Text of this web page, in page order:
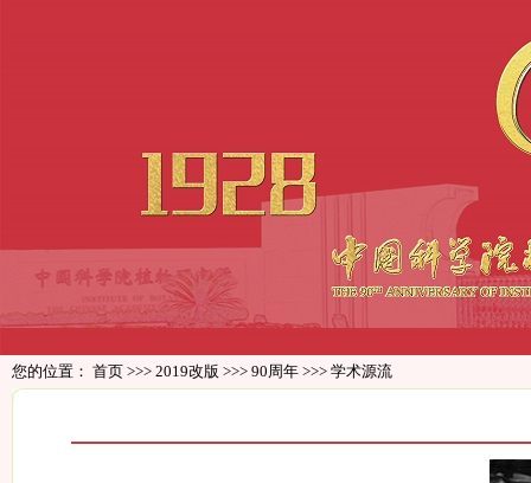
您的位置： 首页 >>> 2019改版 >>> 90周年 >>> 学术源流